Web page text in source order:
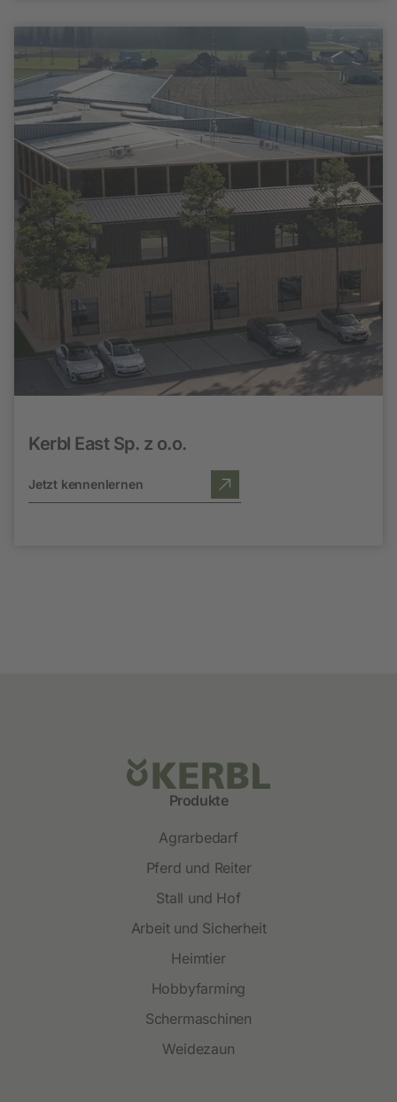
Kerbl East Sp. z o.o.
Jetzt kennenlernen
Produkte
Agrarbedarf
Pferd und Reiter
Stall und Hof
Arbeit und Sicherheit
Heimtier
Hobbyfarming
Schermaschinen
Weidezaun